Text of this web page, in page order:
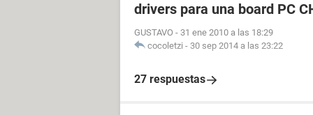
drivers para una board PC
GUSTAVO - 31 ene 2010 a las 18:29
cocoletzi - 30 sep 2014 a las 23:22
27 respuestas